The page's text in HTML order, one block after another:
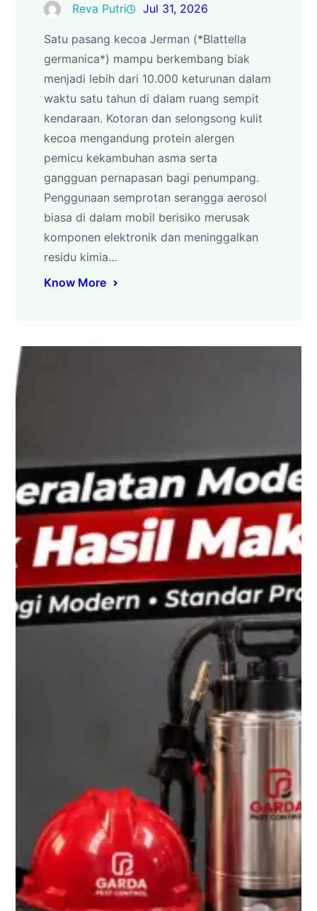
Reva Putri Jul 31, 2026
Satu pasang kecoa Jerman (*Blattella
germanica*) mampu berkembang biak
menjadi lebih dari 10.000 keturunan dalam
waktu satu tahun di dalam ruang sempit
kendaraan. Kotoran dan selongsong kulit
kecoa mengandung protein alergen
pemicu kekambuhan asma serta
gangguan pernapasan bagi penumpang.
Penggunaan semprotan serangga aerosol
biasa di dalam mobil berisiko merusak
komponen elektronik dan meninggalkan
residu kimia…
Know More